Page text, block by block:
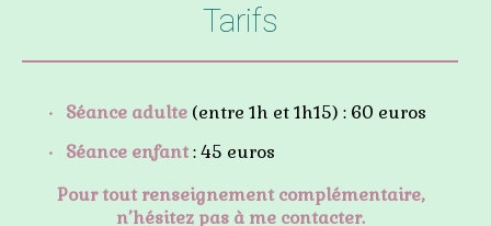
Tarifs
Séance adulte (entre 1h et 1h15) : 60 euros
Séance enfant: 45 euros
Pour tout renseignement complémentaire,
n’hésitez pas à me contacter.